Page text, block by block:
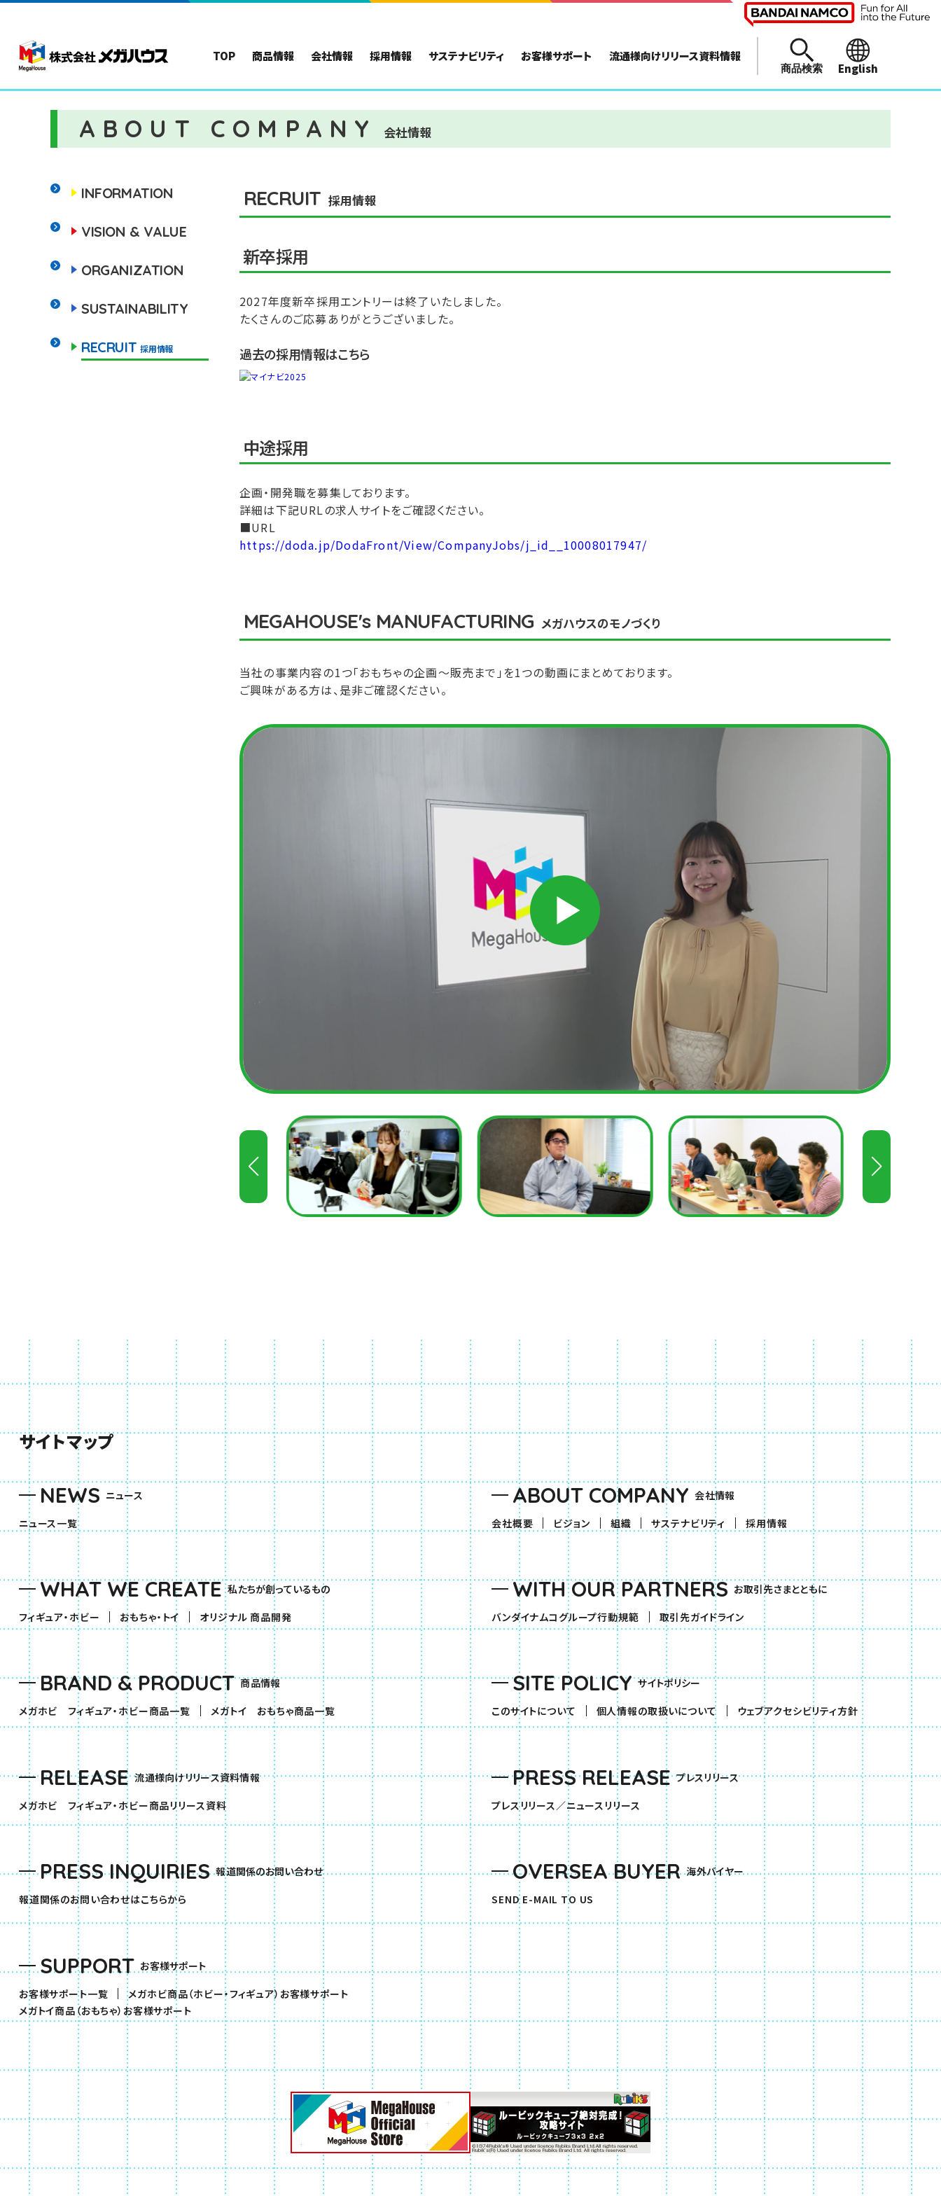
TOP 商品情報 会社情報 採用情報 サステナビリティ お客様サポート 流通様向けリリース資料情報
商品検索 English
ABOUT COMPANY 会社情報
INFORMATION
VISION & VALUE
ORGANIZATION
SUSTAINABILITY
RECRUIT 採用情報
RECRUIT 採用情報
新卒採用
2027年度新卒採用エントリーは終了いたしました。
たくさんのご応募ありがとうございました。
過去の採用情報はこちら
中途採用
企画・開発職を募集しております。
詳細は下記URLの求人サイトをご確認ください。
■URL
https://doda.jp/DodaFront/View/CompanyJobs/j_id__10008017947/
MEGAHOUSE's MANUFACTURING メガハウスのモノづくり
当社の事業内容の1つ「おもちゃの企画～販売まで」を1つの動画にまとめております。
ご興味がある方は、是非ご確認ください。
サイトマップ
NEWS ニュース
ニュース一覧
WHAT WE CREATE 私たちが創っているもの
フィギュア・ホビー （別ウィンドウで開きます）
おもちゃ・トイ （別ウィンドウで開きます）
オリジナル 商品開発
BRAND & PRODUCT 商品情報
メガホビ フィギュア・ホビー商品一覧 （別ウィンドウで開きます）
メガトイ おもちゃ商品一覧（別ウィンドウで開きます）
RELEASE 流通様向けリリース資料情報
メガホビ フィギュア・ホビー商品リリース資料（別ウィンドウで開きます）
PRESS INQUIRIES 報道関係のお問い合わせ
報道関係のお問い合わせはこちらから
SUPPORT お客様サポート
お客様サポート一覧
メガホビ商品（ホビー・フィギュア）お客様サポート（別ウィンドウで開きます）
メガトイ商品（おもちゃ）お客様サポート（別ウィンドウで開きます）
ABOUT COMPANY 会社情報
会社概要
ビジョン 組織 サステナビリティ 採用情報
WITH OUR PARTNERS お取引先さまとともに
バンダイナムコグループ行動規範
取引先ガイドライン
SITE POLICY サイトポリシー
このサイトについて
個人情報の取扱いについて ウェブアクセシビリティ方針
PRESS RELEASE プレスリリース
プレスリリース／ニュースリリース
OVERSEA BUYER 海外バイヤー
SEND E-MAIL TO US